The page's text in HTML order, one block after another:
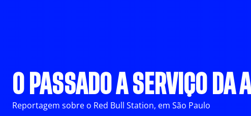
O PASSADO A SERVIÇO DA
Reportagem sobre o Red Bull Station, em São Paulo